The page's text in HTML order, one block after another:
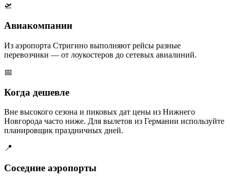
🛫
Авиакомпании
Из аэропорта Стригино выполняют рейсы разные
перевозчики — от лоукостеров до сетевых авиалиний.
📅
Когда дешевле
Вне высокого сезона и пиковых дат цены из Нижнего
Новгорода часто ниже. Для вылетов из Германии используйте
планировщик праздничных дней.
📍
Соседние аэропорты